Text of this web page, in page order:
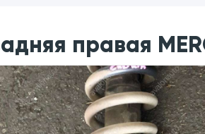
правая